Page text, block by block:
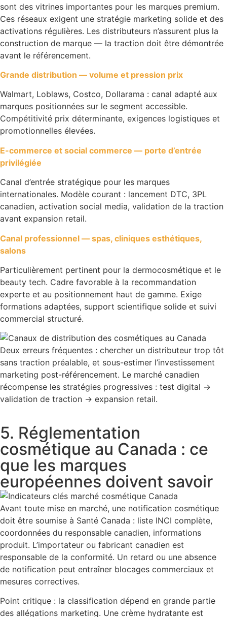
sont des vitrines importantes pour les marques premium.
Ces réseaux exigent une stratégie marketing solide et des
activations régulières. Les distributeurs n’assurent plus la
construction de marque — la traction doit être démontrée
avant le référencement.
Grande distribution — volume et pression prix
Walmart, Loblaws, Costco, Dollarama : canal adapté aux
marques positionnées sur le segment accessible.
Compétitivité prix déterminante, exigences logistiques et
promotionnelles élevées.
E-commerce et social commerce — porte d’entrée
privilégiée
Canal d’entrée stratégique pour les marques
internationales. Modèle courant : lancement DTC, 3PL
canadien, activation social media, validation de la traction
avant expansion retail.
Canal professionnel — spas, cliniques esthétiques,
salons
Particulièrement pertinent pour la dermocosmétique et le
beauty tech. Cadre favorable à la recommandation
experte et au positionnement haut de gamme. Exige
formations adaptées, support scientifique solide et suivi
commercial structuré.
Deux erreurs fréquentes : chercher un distributeur trop tôt
sans traction préalable, et sous-estimer l’investissement
marketing post-référencement. Le marché canadien
récompense les stratégies progressives : test digital →
validation de traction → expansion retail.
5. Réglementation
cosmétique au Canada : ce
que les marques
européennes doivent savoir
Avant toute mise en marché, une notification cosmétique
doit être soumise à Santé Canada : liste INCI complète,
coordonnées du responsable canadien, informations
produit. L’importateur ou fabricant canadien est
responsable de la conformité. Un retard ou une absence
de notification peut entraîner blocages commerciaux et
mesures correctives.
Point critique : la classification dépend en grande partie
des allégations marketing. Une crème hydratante est